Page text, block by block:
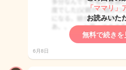
「ママリ」
お読みいた
無料で続きを
6月8日